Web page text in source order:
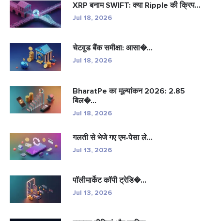
XRP बनाम SWIFT: क्या Ripple की क्रिप...
Jul 18, 2026
चेटवुड बैंक समीक्षा: आसा�...
Jul 18, 2026
BharatPe का मूल्यांकन 2026: 2.85
बिल�...
Jul 18, 2026
गलती से भेजे गए एम-पेसा ले...
Jul 13, 2026
पॉलीमार्केट कॉपी ट्रेडि�...
Jul 13, 2026